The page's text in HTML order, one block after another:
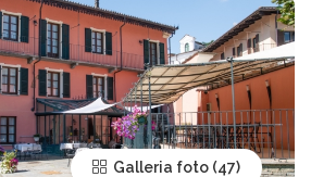
Galleria foto